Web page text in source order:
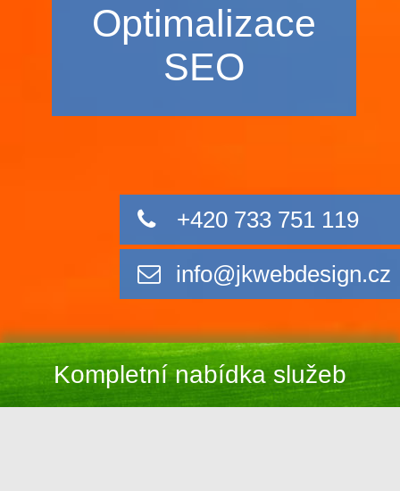
Optimalizace
SEO
+420 733 751 119
info@jkwebdesign.cz
Kompletní nabídka služeb